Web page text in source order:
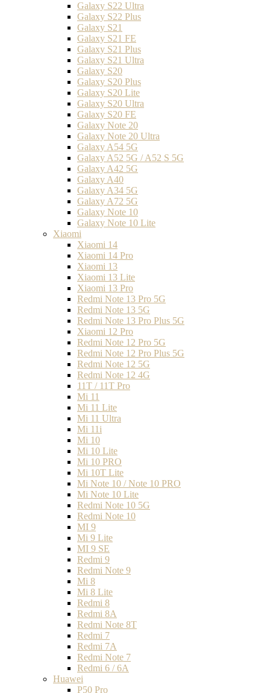
Galaxy S22 Ultra
Galaxy S22 Plus
Galaxy S21
Galaxy S21 FE
Galaxy S21 Plus
Galaxy S21 Ultra
Galaxy S20
Galaxy S20 Plus
Galaxy S20 Lite
Galaxy S20 Ultra
Galaxy S20 FE
Galaxy Note 20
Galaxy Note 20 Ultra
Galaxy A54 5G
Galaxy A52 5G / A52 S 5G
Galaxy A42 5G
Galaxy A40
Galaxy A34 5G
Galaxy A72 5G
Galaxy Note 10
Galaxy Note 10 Lite
Xiaomi
Xiaomi 14
Xiaomi 14 Pro
Xiaomi 13
Xiaomi 13 Lite
Xiaomi 13 Pro
Redmi Note 13 Pro 5G
Redmi Note 13 5G
Redmi Note 13 Pro Plus 5G
Xiaomi 12 Pro
Redmi Note 12 Pro 5G
Redmi Note 12 Pro Plus 5G
Redmi Note 12 5G
Redmi Note 12 4G
11T / 11T Pro
Mi 11
Mi 11 Lite
Mi 11 Ultra
Mi 11i
Mi 10
Mi 10 Lite
Mi 10 PRO
Mi 10T Lite
Mi Note 10 / Note 10 PRO
Mi Note 10 Lite
Redmi Note 10 5G
Redmi Note 10
MI 9
Mi 9 Lite
MI 9 SE
Redmi 9
Redmi Note 9
Mi 8
Mi 8 Lite
Redmi 8
Redmi 8A
Redmi Note 8T
Redmi 7
Redmi 7A
Redmi Note 7
Redmi 6 / 6A
Huawei
P50 Pro